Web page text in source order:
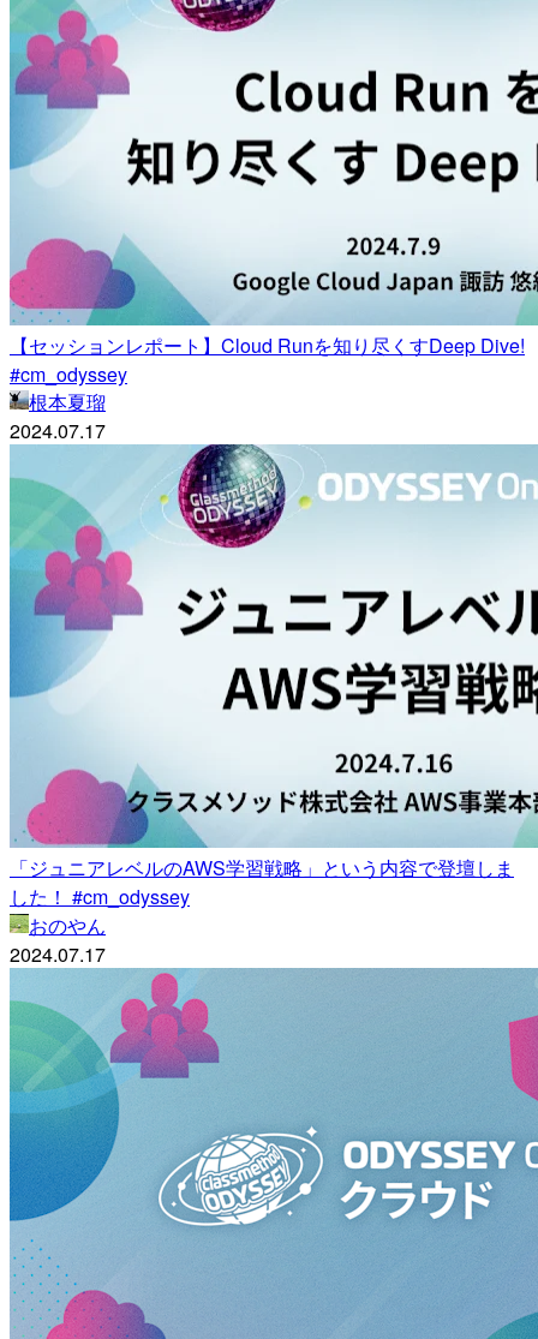
【セッションレポート】Cloud Runを知り尽くすDeep Dive!
#cm_odyssey
根本夏瑠
2024.07.17
「ジュニアレベルのAWS学習戦略」という内容で登壇しま
した！ #cm_odyssey
おのやん
2024.07.17